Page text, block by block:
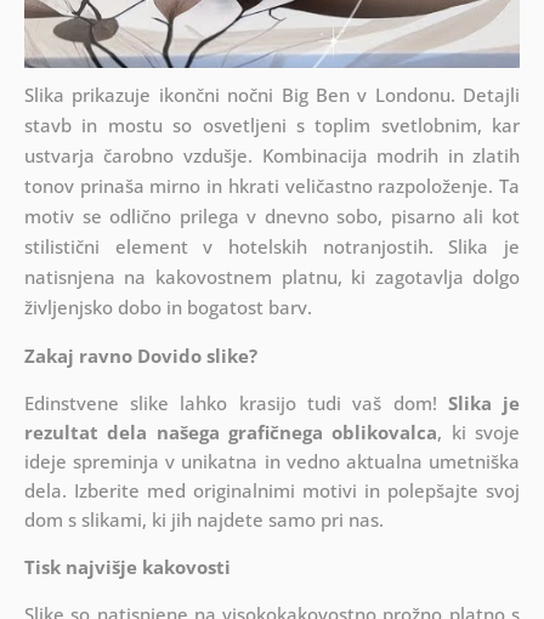
Slika prikazuje ikončni nočni Big Ben v Londonu. Detajli
stavb in mostu so osvetljeni s toplim svetlobnim, kar
ustvarja čarobno vzdušje. Kombinacija modrih in zlatih
tonov prinaša mirno in hkrati veličastno razpoloženje. Ta
motiv se odlično prilega v dnevno sobo, pisarno ali kot
stilistični element v hotelskih notranjostih. Slika je
natisnjena na kakovostnem platnu, ki zagotavlja dolgo
življenjsko dobo in bogatost barv.
Zakaj ravno Dovido slike?
Edinstvene slike lahko krasijo tudi vaš dom! Slika je
rezultat dela našega grafičnega oblikovalca, ki svoje
ideje spreminja v unikatna in vedno aktualna umetniška
dela. Izberite med originalnimi motivi in polepšajte svoj
dom s slikami, ki jih najdete samo pri nas.
Tisk najvišje kakovosti